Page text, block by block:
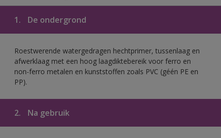
1. De ondergrond
Roestwerende watergedragen hechtprimer, tussenlaag en
afwerklaag met een hoog laagdiktebereik voor ferro en
non-ferro metalen en kunststoffen zoals PVC (géén PE en
PP).
2. Na gebruik